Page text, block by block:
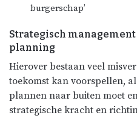
burgerschap’
Strategisch
planning
Hierover bestaan veel
toekomst kan voorspellen,
plannen naar buiten moet
strategische kracht en